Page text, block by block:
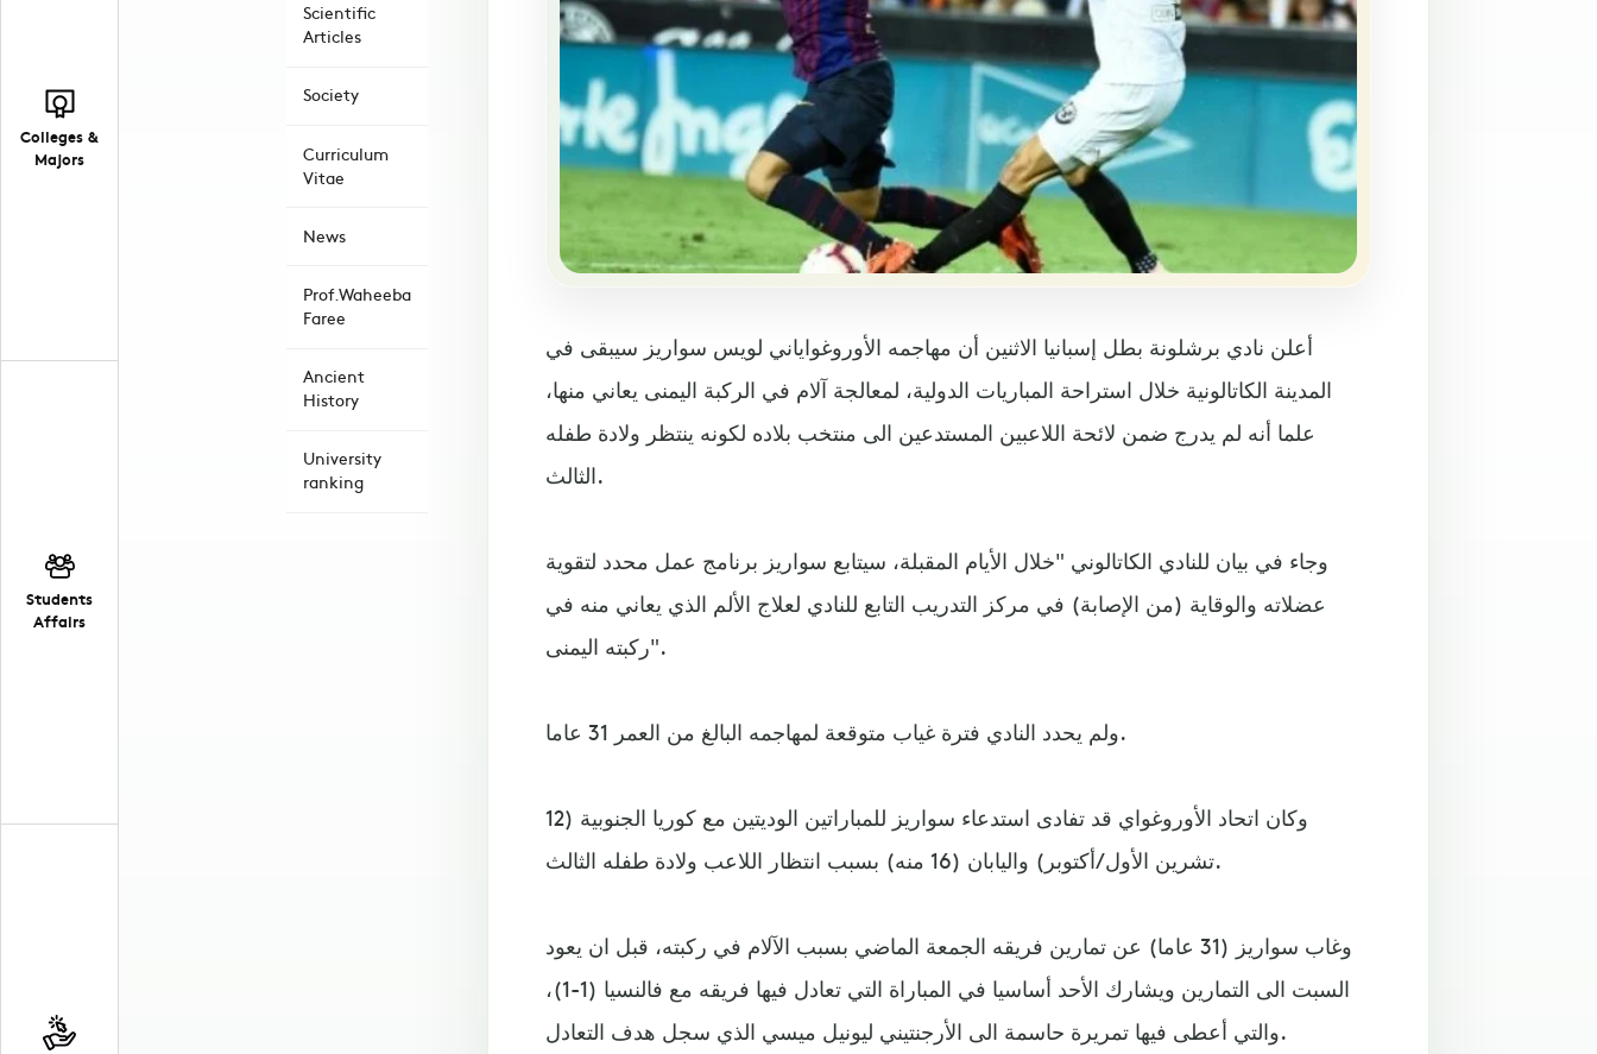
Colleges &
Majors
Students
Affairs
Scientific
Articles
Society
Curriculum
Vitae
News
Prof.Waheeba
Faree
Ancient
History
University
ranking
أعلن نادي برشلونة بطل إسبانيا الاثنين أن مهاجمه الأوروغواياني لويس سواريز سيبقى في
المدينة الكاتالونية خلال استراحة المباريات الدولية، لمعالجة آلام في الركبة اليمنى يعاني منها،
علما أنه لم يدرج ضمن لائحة اللاعبين المستدعين الى منتخب بلاده لكونه ينتظر ولادة طفله
الثالث.
وجاء في بيان للنادي الكاتالوني "خلال الأيام المقبلة، سيتابع سواريز برنامج عمل محدد لتقوية
عضلاته والوقاية (من الإصابة) في مركز التدريب التابع للنادي لعلاج الألم الذي يعاني منه في
ركبته اليمنى".
ولم يحدد النادي فترة غياب متوقعة لمهاجمه البالغ من العمر 31 عاما.
وكان اتحاد الأوروغواي قد تفادى استدعاء سواريز للمباراتين الوديتين مع كوريا الجنوبية (12
تشرين الأول/أكتوبر) واليابان (16 منه) بسبب انتظار اللاعب ولادة طفله الثالث.
وغاب سواريز (31 عاما) عن تمارين فريقه الجمعة الماضي بسبب الآلام في ركبته، قبل ان يعود
السبت الى التمارين ويشارك الأحد أساسيا في المباراة التي تعادل فيها فريقه مع فالنسيا (1-1)،
والتي أعطى فيها تمريرة حاسمة الى الأرجنتيني ليونيل ميسي الذي سجل هدف التعادل.